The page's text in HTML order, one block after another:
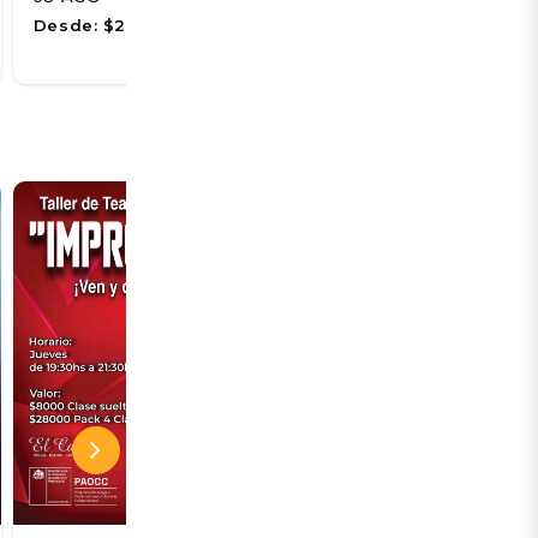
Desde: $2.300